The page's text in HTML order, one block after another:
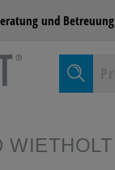
und Betreuung
WIETHOLT